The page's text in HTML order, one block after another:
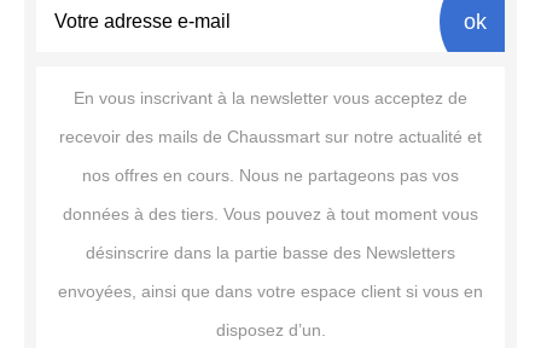
ok
En vous inscrivant à la newsletter vous acceptez de
recevoir des mails de Chaussmart sur notre actualité et
nos offres en cours. Nous ne partageons pas vos
données à des tiers. Vous pouvez à tout moment vous
désinscrire dans la partie basse des Newsletters
envoyées, ainsi que dans votre espace client si vous en
disposez d’un.